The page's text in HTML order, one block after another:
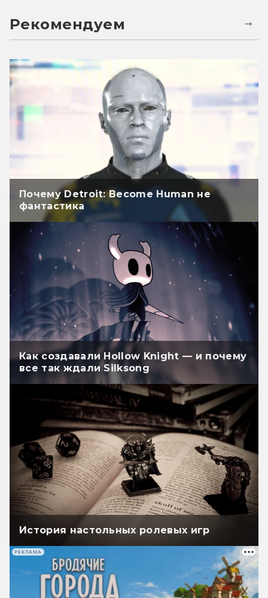
Рекомендуем
Почему Detroit: Become Human не
фантастика
Как создавали Hollow Knight — и почему
все так ждали Silksong
История настольных ролевых игр
РЕКЛАМА